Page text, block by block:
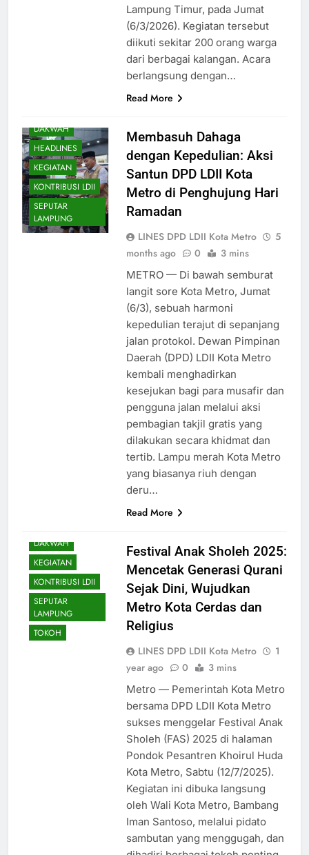
Lampung Timur, pada Jumat
(6/3/2026). Kegiatan tersebut
diikuti sekitar 200 orang warga
dari berbagai kalangan. Acara
berlangsung dengan…
Read More
DAKWAH
HEADLINES
KEGIATAN
KONTRIBUSI LDII
SEPUTAR
LAMPUNG
Membasuh Dahaga
dengan Kepedulian: Aksi
Santun DPD LDII Kota
Metro di Penghujung Hari
Ramadan
LINES DPD LDII Kota Metro
5
months ago
0 3 mins
METRO — Di bawah semburat
langit sore Kota Metro, Jumat
(6/3), sebuah harmoni
kepedulian terajut di sepanjang
jalan protokol. Dewan Pimpinan
Daerah (DPD) LDII Kota Metro
kembali menghadirkan
kesejukan bagi para musafir dan
pengguna jalan melalui aksi
pembagian takjil gratis yang
dilakukan secara khidmat dan
tertib. Lampu merah Kota Metro
yang biasanya riuh dengan
deru…
Read More
DAKWAH
KEGIATAN
KONTRIBUSI LDII
SEPUTAR
LAMPUNG
TOKOH
Festival Anak Sholeh 2025:
Mencetak Generasi Qurani
Sejak Dini, Wujudkan
Metro Kota Cerdas dan
Religius
LINES DPD LDII Kota Metro
1
year ago
0 3 mins
Metro — Pemerintah Kota Metro
bersama DPD LDII Kota Metro
sukses menggelar Festival Anak
Sholeh (FAS) 2025 di halaman
Pondok Pesantren Khoirul Huda
Kota Metro, Sabtu (12/7/2025).
Kegiatan ini dibuka langsung
oleh Wali Kota Metro, Bambang
Iman Santoso, melalui pidato
sambutan yang menggugah, dan